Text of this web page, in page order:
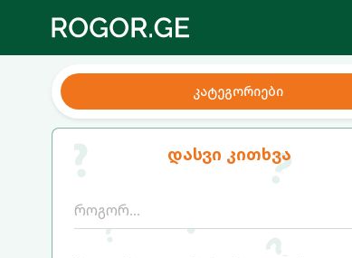
კატეგორიები
დასვი კითხვა